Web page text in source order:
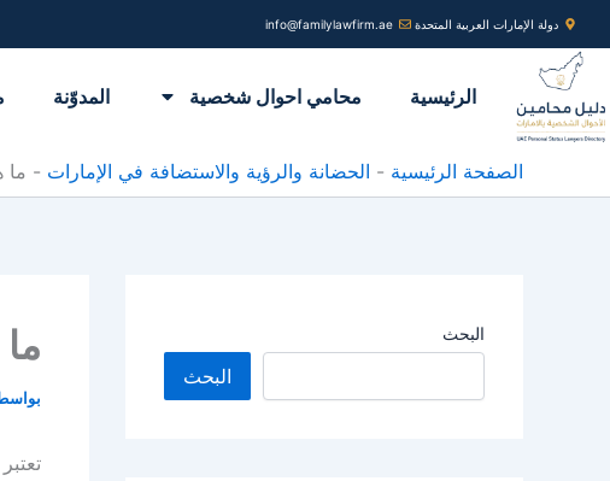
تخطي
إلى
المحتوى
دولة الإمارات العربية المتحدة info@familylawfirm.ae
الرئيسية محامي احوال شخصية المدوّنة
الصفحة الرئيسية - الحضانة والرؤية والاستضافة في الإمارات - ما
البحث
البحث